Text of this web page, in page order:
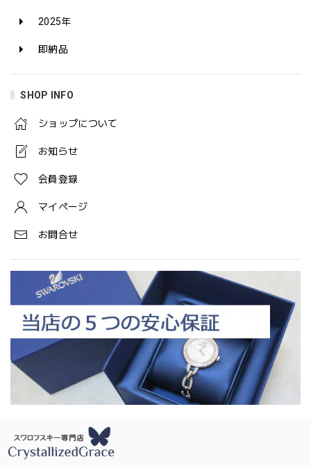
2025年
即納品
SHOP INFO
ショップについて
お知らせ
会員登録
マイページ
お問合せ